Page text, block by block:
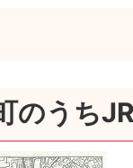
のうち